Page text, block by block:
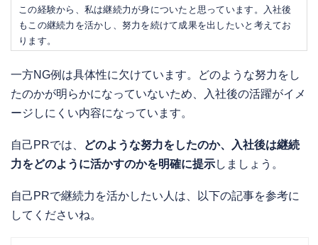
この経験から、私は継続力が身についたと思っています。入社後
もこの継続力を活かし、努力を続けて成果を出したいと考えてお
ります。
一方NG例は具体性に欠けています。どのような努力をし
たのかが明らかになっていないため、入社後の活躍がイメ
ージしにくい内容になっています。
自己PRでは、
どのような努力をしたのか、入社後は継続
力をどのように活かすのかを明確に提示しましょう。
自己PRで継続力を活かしたい人は、以下の記事を参考に
してくださいね。